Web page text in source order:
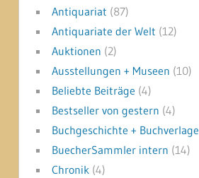
Antiquariat (87)
Antiquariate der Welt (12)
Auktionen (2)
Ausstellungen + Museen (10)
Beliebte Beiträge (4)
Bestseller von gestern (4)
Buchgeschichte + Buchverlage
BuecherSammler intern (14)
Chronik(4)